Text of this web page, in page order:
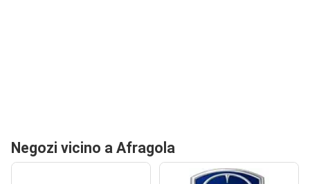
Negozi vicino a Afragola